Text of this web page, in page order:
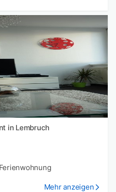
in Lembruch
Mehr anzeigen